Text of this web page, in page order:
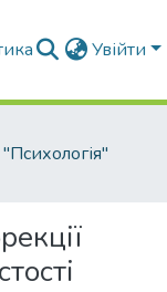
Увійти